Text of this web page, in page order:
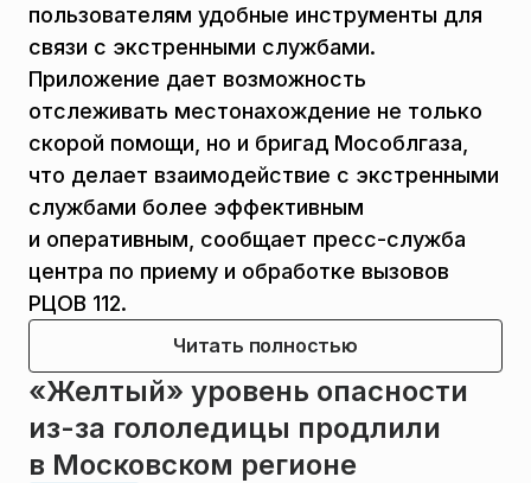
пользователям удобные инструменты для
связи с экстренными службами.
Приложение дает возможность
отслеживать местонахождение не только
скорой помощи, но и бригад Мособлгаза,
что делает взаимодействие с экстренными
службами более эффективным
и оперативным, сообщает пресс-служба
центра по приему и обработке вызовов
РЦОВ 112.
Читать полностью
«Желтый» уровень опасности
из-за гололедицы продлили
в Московском регионе